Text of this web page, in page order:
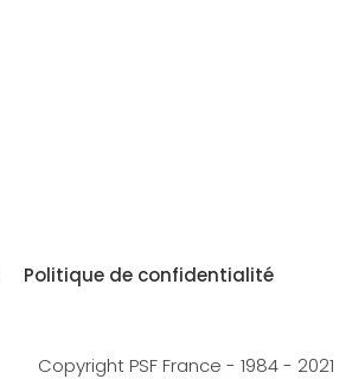
Politique de confidentialité
Copyright PSF France - 1984 - 2021